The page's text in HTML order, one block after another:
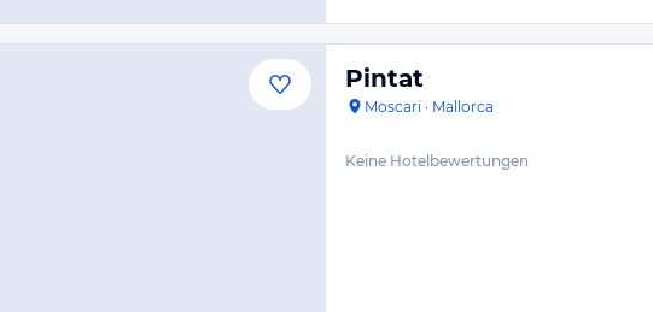
Pintat
Moscari · Mallorca
Keine Hotelbewertungen